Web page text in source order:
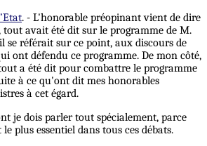
. - L'honorable préopinant vient de dire
tout avait été dit sur le programme de M.
se référait sur ce point, aux discours de
ont défendu ce programme. De mon côté,
a été dit pour combattre le programme
à ce qu'ont dit mes honorables
à cet égard.
je dois parler tout spécialement, parce
plus essentiel dans tous ces débats.